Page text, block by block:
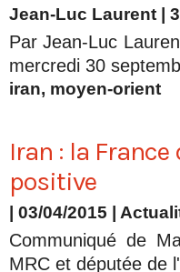
Jean-Luc Laurent |
Par Jean-Luc
mercredi 30
iran, moyen-orient
Iran : la
positive
| 03/04/2015
Communiqué de
MRC et députée de